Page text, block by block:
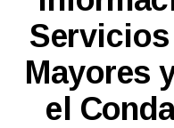
Mayores
el